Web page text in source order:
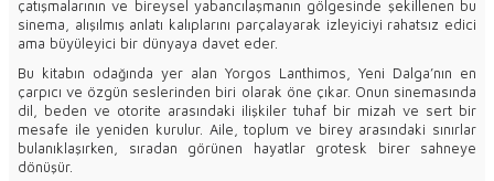
çatışmalarının ve bireysel yabancılaşmanın gölgesinde şekillenen bu
sinema, alışılmış anlatı kalıplarını parçalayarak izleyiciyi rahatsız edici
ama büyüleyici bir dünyaya davet eder.
Bu kitabın odağında yer alan Yorgos Lanthimos, Yeni Dalga’nın en
çarpıcı ve özgün seslerinden biri olarak öne çıkar. Onun sinemasında
dil, beden ve otorite arasındaki ilişkiler tuhaf bir mizah ve sert bir
mesafe ile yeniden kurulur. Aile, toplum ve birey arasındaki sınırlar
bulanıklaşırken, sıradan görünen hayatlar grotesk birer sahneye
dönüşür.